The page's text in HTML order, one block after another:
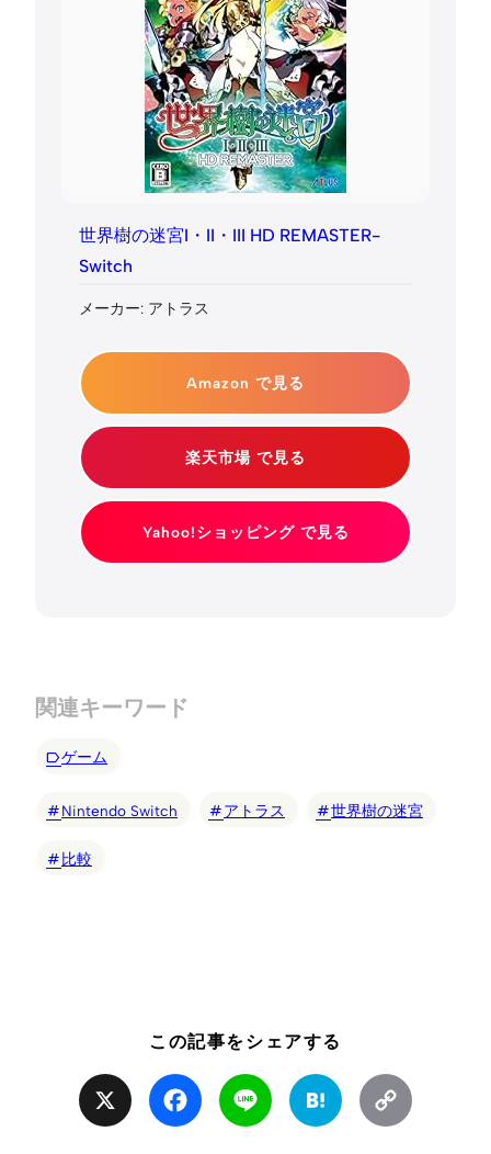
世界樹の迷宮I・II・III HD REMASTER-
Switch
メーカー: アトラス
Amazon で見る
楽天市場 で見る
Yahoo!ショッピング で見る
関連キーワード
ゲーム
Nintendo Switch アトラス 世界樹の迷宮
比較
この記事をシェアする
Facebook Line Hatena